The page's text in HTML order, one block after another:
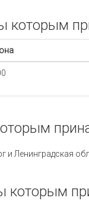
которым
и Ленинградская
которым